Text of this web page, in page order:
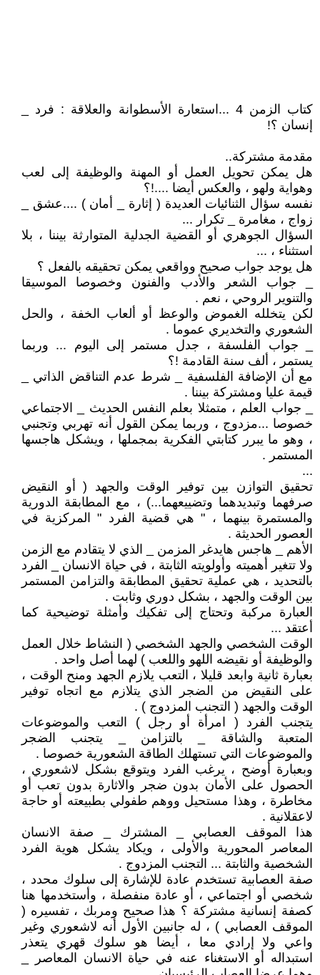
كتاب الزمن 4 ...استعارة الأسطوانة والعلاقة : فرد _
إنسان ؟!
مقدمة مشتركة..
هل يمكن تحويل العمل أو المهنة والوظيفة إلى لعب
وهواية ولهو ، والعكس أيضا ....!؟
نفسه سؤال الثنائيات العديدة ( إثارة _ أمان ) ....عشق _
زواج ، مغامرة _ تكرار ...
السؤال الجوهري أو القضية الجدلية المتوارثة بيننا ، بلا
استثناء ، ...
هل يوجد جواب صحيح وواقعي يمكن تحقيقه بالفعل ؟
_ جواب الشعر والأدب والفنون وخصوصا الموسيقا
والتنوير الروحي ، نعم .
لكن يتخلله الغموض والوعظ أو ألعاب الخفة ، والحل
الشعوري والتخديري عموما .
_ جواب الفلسفة ، جدل مستمر إلى اليوم ... وربما
يستمر ، ألف سنة القادمة !؟
مع أن الإضافة الفلسفية _ شرط عدم التناقض الذاتي _
قيمة عليا ومشتركة بيننا .
_ جواب العلم ، متمثلا بعلم النفس الحديث _ الاجتماعي
خصوصا ...مزدوج ، وربما يمكن القول أنه تهربي وتجنبي
، وهو ما يبرر كتابتي الفكرية بمجملها ، ويشكل هاجسها
المستمر .
...
تحقيق التوازن بين توفير الوقت والجهد ( أو النقيض
صرفهما وتبديدهما وتضييعهما...) ، مع المطابقة الدورية
والمستمرة بينهما ، " هي قضية الفرد " المركزية في
العصور الحديثة .
الأهم _ هاجس هايدغر المزمن _ الذي لا يتقادم مع الزمن
ولا تتغير أهميته وأولويته الثابتة ، في حياة الانسان _ الفرد
بالتحديد ، هي عملية تحقيق المطابقة والتزامن المستمر
بين الوقت والجهد ، بشكل دوري وثابت .
العبارة مركبة وتحتاج إلى تفكيك وأمثلة توضيحية كما
أعتقد ...
الوقت الشخصي والجهد الشخصي ( النشاط خلال العمل
والوظيفة أو نقيضه اللهو واللعب ) لهما أصل واحد .
بعبارة ثانية وابعد قليلا ، التعب يلازم الجهد ومنح الوقت ،
على النقيض من الضجر الذي يتلازم مع اتجاه توفير
الوقت والجهد ( التجنب المزدوج ) .
يتجنب الفرد ( امرأة أو رجل ) التعب والموضوعات
المتعبة والشاقة _ بالتزامن _ يتجنب الضجر
والموضوعات التي تستهلك الطاقة الشعورية خصوصا .
وبعبارة أوضح ، يرغب الفرد ويتوقع بشكل لاشعوري ،
الحصول على الأمان بدون ضجر والاثارة بدون تعب أو
مخاطرة ، وهذا مستحيل ووهم طفولي بطبيعته أو حاجة
لاعقلانية .
هذا الموقف العصابي _ المشترك _ صفة الانسان
المعاصر المحورية والأولى ، ويكاد يشكل هوية الفرد
الشخصية والثابتة ... التجنب المزدوج .
صفة العصابية تستخدم عادة للإشارة إلى سلوك محدد ،
شخصي أو اجتماعي ، أو عادة منفصلة ، وأستخدمها هنا
كصفة إنسانية مشتركة ؟ هذا صحيح ومربك ، تفسيره (
الموقف العصابي ) ، له جانبين الأول أنه لاشعوري وغير
واعي ولا إرادي معا ، أيضا هو سلوك قهري يتعذر
استبداله أو الاستغناء عنه في حياة الانسان المعاصر _